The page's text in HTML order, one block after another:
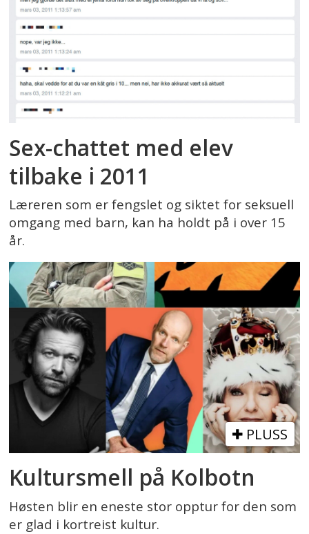
Sex-chattet med elev
tilbake i 2011
Læreren som er fengslet og siktet for seksuell
omgang med barn, kan ha holdt på i over 15
år.
PLUSS
Kultursmell på Kolbotn
Høsten blir en eneste stor opptur for den som
er glad i kortreist kultur.